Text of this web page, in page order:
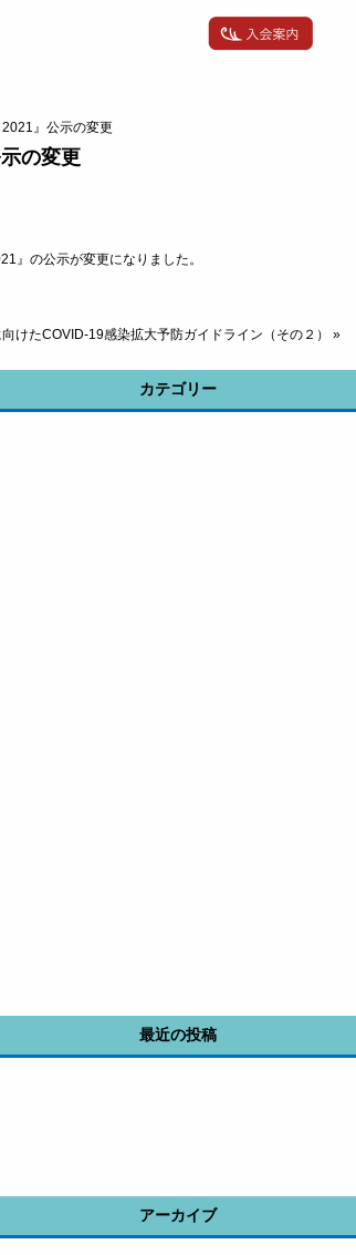
2021』公示の変更
の変更
』の公示が変更になりました。
けたCOVID-19感染拡大予防ガイドライン（その２） »
カテゴリー
最近の投稿
アーカイブ